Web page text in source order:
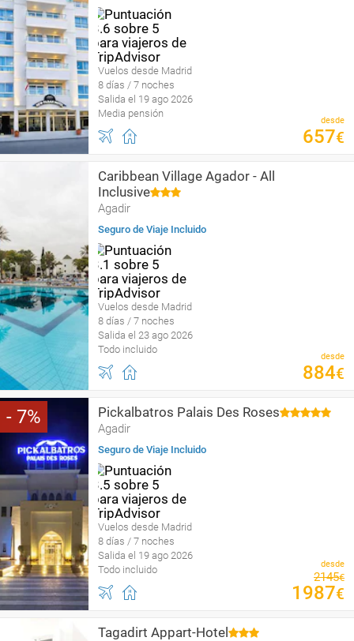
Vuelos desde Madrid
8 días / 7 noches
Salida el 19 ago 2026
Media pensión
desde
657€
Caribbean Village Agador - All
Inclusive
Agadir
Seguro de Viaje Incluido
Vuelos desde Madrid
8 días / 7 noches
Salida el 23 ago 2026
Todo incluido
desde
884€
7 Pickalbatros Palais Des Roses
Agadir
Seguro de Viaje Incluido
Vuelos desde Madrid
8 días / 7 noches
Salida el 19 ago 2026
Todo incluido
desde
2145€
1987€
Tagadirt Appart-Hotel